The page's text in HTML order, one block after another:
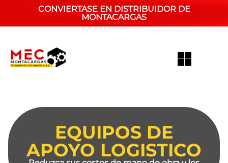
CONVIERTASE EN DISTRIBUIDOR DE
MONTACARGAS
EQUIPOS DE
APOYO LOGISTICO